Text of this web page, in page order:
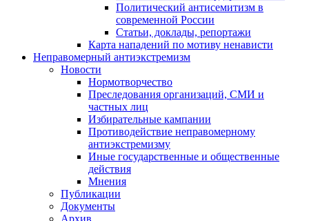
Политический антисемитизм в
современной России
Статьи, доклады, репортажи
Карта нападений по мотиву ненависти
Неправомерный антиэкстремизм
Новости
Нормотворчество
Преследования организаций, СМИ и
частных лиц
Избирательные кампании
Противодействие неправомерному
антиэкстремизму
Иные государственные и общественные
действия
Мнения
Публикации
Документы